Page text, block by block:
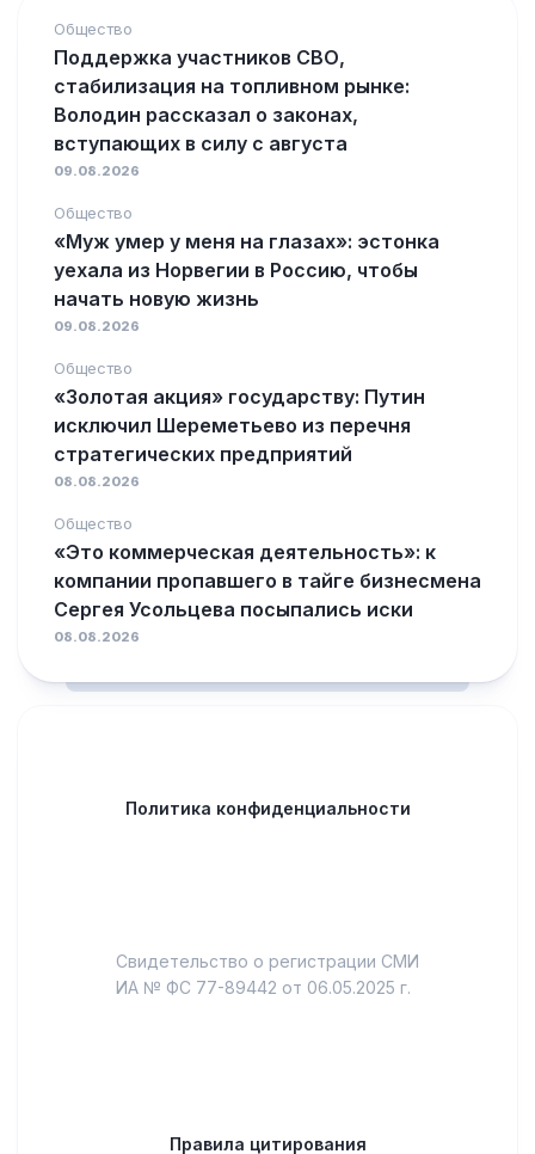
Общество
Поддержка участников СВО,
стабилизация на топливном рынке:
Володин рассказал о законах,
вступающих в силу с августа
09.08.2026
Общество
«Муж умер у меня на глазах»: эстонка
уехала из Норвегии в Россию, чтобы
начать новую жизнь
09.08.2026
Общество
«Золотая акция» государству: Путин
исключил Шереметьево из перечня
стратегических предприятий
08.08.2026
Общество
«Это коммерческая деятельность»: к
компании пропавшего в тайге бизнесмена
Сергея Усольцева посыпались иски
08.08.2026
Политика конфиденциальности
Свидетельство о регистрации СМИ
ИА № ФС 77-89442 от 06.05.2025 г.
Правила цитирования